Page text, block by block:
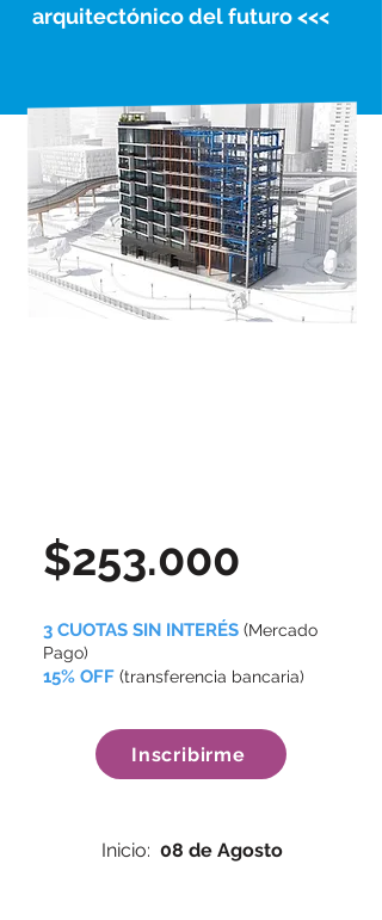
arquitectónico del futuro <<<
3 CUOTAS SIN INTERÉS (Mercado
Pago)
15% OFF (transferencia bancaria)
Inicio: 08 de Agosto
$253.000
Inscribirme